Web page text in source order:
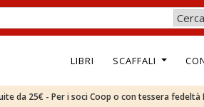
LIBRI SCAFFALI
da 25€ - Per i soci Coop o con tessera